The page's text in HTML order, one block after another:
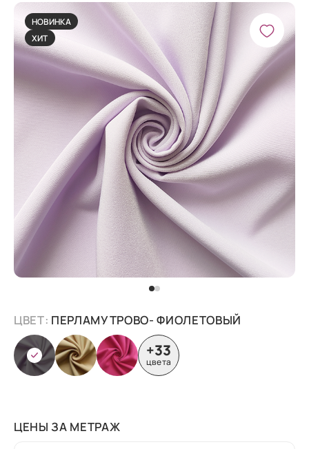
НОВИНКА
ХИТ
ЦВЕТ: ПЕРЛАМУТРОВО- ФИОЛЕТОВЫЙ
+33
цвета
ЦЕНЫ ЗА МЕТРАЖ